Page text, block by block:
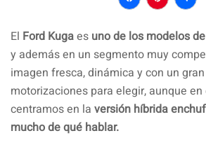
El Ford Kugaes uno de los modelos
y además en un segmento muy
imagen fresca, dinámica y con un
motorizaciones para elegir, aunque
centramos en la versión híbrida
mucho de qué hablar.